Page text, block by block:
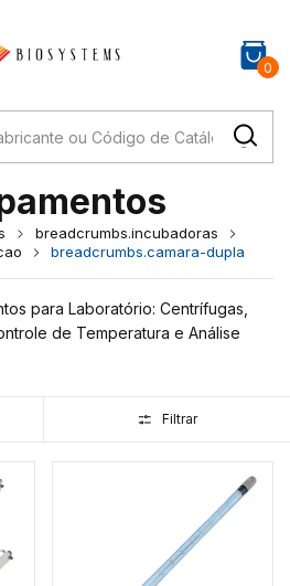
0
breadcrumbs.incubadoras
breadcrumbs.camara-dupla
para Laboratório: Centrífugas,
de Temperatura e Análise
Filtrar